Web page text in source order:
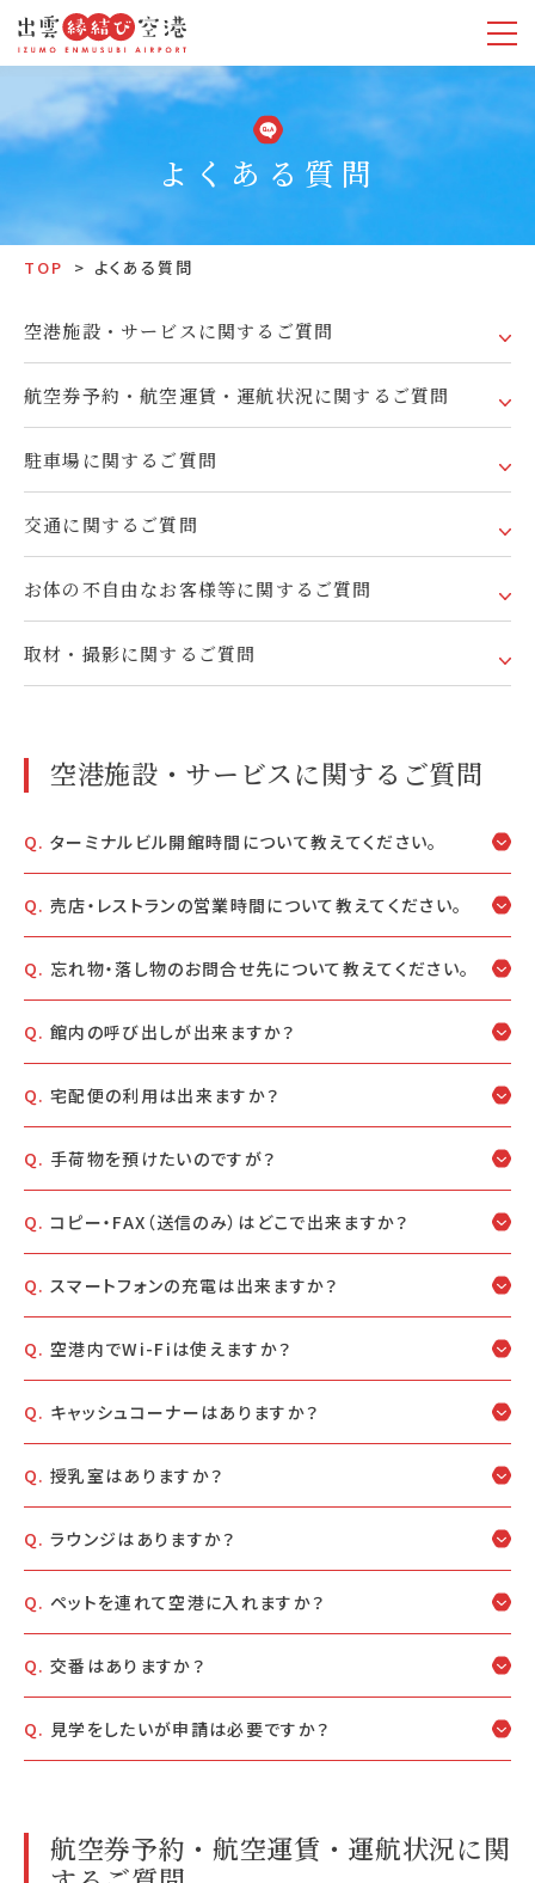
よくある質問
TOP よくある質問
空港施設・サービスに関するご質問
航空券予約・航空運賃・運航状況に関するご質問
駐車場に関するご質問
交通に関するご質問
お体の不自由なお客様等に関するご質問
取材・撮影に関するご質問
空港施設・サービスに関するご質問
ターミナルビル開館時間について教えてください。
売店・レストランの営業時間について教えてください。
忘れ物・落し物のお問合せ先について教えてください。
館内の呼び出しが出来ますか？
宅配便の利用は出来ますか？
手荷物を預けたいのですが？
コピー・FAX（送信のみ）はどこで出来ますか？
スマートフォンの充電は出来ますか？
空港内でWi-Fiは使えますか？
キャッシュコーナーはありますか？
授乳室はありますか？
ラウンジはありますか？
ペットを連れて空港に入れますか？
交番はありますか？
見学をしたいが申請は必要ですか？
航空券予約・航空運賃・運航状況に関